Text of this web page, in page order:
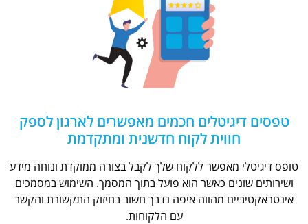
טפסים דיגיטלים חכמים מאפשרים לארגון לספק
חווית לקוח חדשנית ומתקדמת
טופס דיגיטלי מאפשר ללקוח שלך לקבל בצורה ממוקדת ונוחה מידע
ושירותים שונים כאשר הוא פועל בתוך המסמך. השימוש במסמכים
אינטראקטיביים מהווה איפה נדבך חשוב בחיזוק התקשורת והקשר
עם הלקוחות.